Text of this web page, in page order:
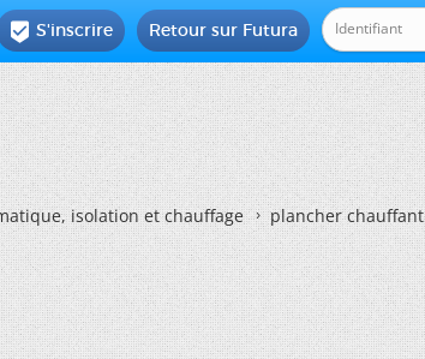
Retour sur Futura
 S'inscrire
isolation et chauffage plancher chauffant